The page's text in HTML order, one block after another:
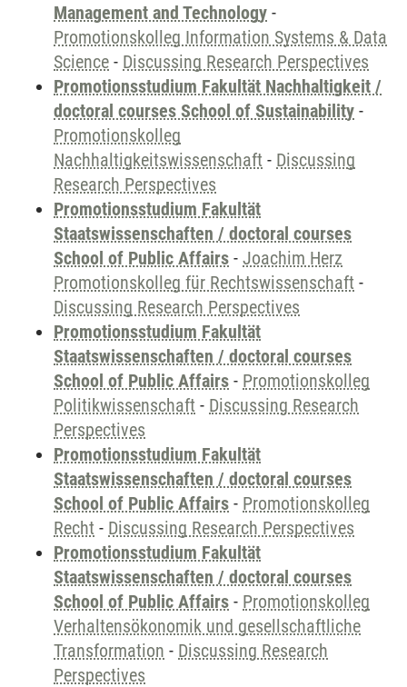
Management and Technology -
Promotionskolleg Information Systems & Data
Science - Discussing Research Perspectives
Promotionsstudium Fakultät Nachhaltigkeit /
doctoral courses School of Sustainability -
Promotionskolleg
Nachhaltigkeitswissenschaft - Discussing
Research Perspectives
Promotionsstudium Fakultät
Staatswissenschaften / doctoral courses
School of Public Affairs - Joachim Herz
Promotionskolleg für Rechtswissenschaft -
Discussing Research Perspectives
Promotionsstudium Fakultät
Staatswissenschaften / doctoral courses
School of Public Affairs - Promotionskolleg
Politikwissenschaft - Discussing Research
Perspectives
Promotionsstudium Fakultät
Staatswissenschaften / doctoral courses
School of Public Affairs - Promotionskolleg
Recht - Discussing Research Perspectives
Promotionsstudium Fakultät
Staatswissenschaften / doctoral courses
School of Public Affairs - Promotionskolleg
Verhaltensökonomik und gesellschaftliche
Transformation - Discussing Research
Perspectives